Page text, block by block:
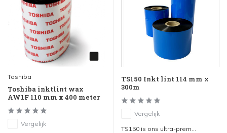
Toshiba
Toshiba inktlint wax
AW1F 110 mm x 400 meter
Vergelijk
TS150 Inkt lint 114 mm x
300m
Vergelijk
TS150 is ons ultra-prem...